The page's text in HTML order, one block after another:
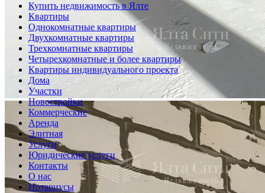
Купить недвижимость в Ялте
Квартиры
Однокомнатные квартиры
Двухкомнатные квартиры
Трехкомнатные квартиры
Четырехкомнатные и более квартиры
Квартиры индивидуального проекта
Дома
Участки
Новостройки
Коммерческие
Аренда
Элитная
Услуги
Юридические услуги
Контакты
О нас
Нотариусы